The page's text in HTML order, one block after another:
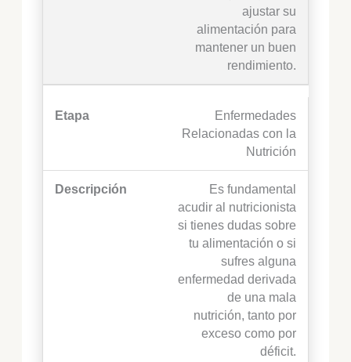
ajustar su
alimentación para
mantener un buen
rendimiento.
Enfermedades
Relacionadas con la
Nutrición
Es fundamental
acudir al nutricionista
si tienes dudas sobre
tu alimentación o si
sufres alguna
enfermedad derivada
de una mala
nutrición, tanto por
exceso como por
déficit.